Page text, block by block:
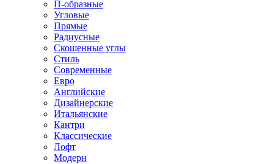
П-образные
Угловые
Прямые
Радиусные
Скошенные углы
Стиль
Современные
Евро
Английские
Дизайнерские
Итальянские
Кантри
Классические
Лофт
Модерн